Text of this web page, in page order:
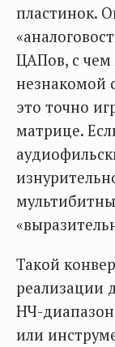
пластинок.
ЦАПов, с чем
незнакомой
это точно
матрице.
Такой
реализации
НЧ-
или